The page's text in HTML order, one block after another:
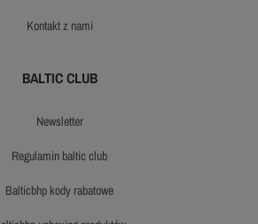
kontakt z nami
BALTIC CLUB
newsletter
regulamin baltic club
balticbhp kody rabatowe